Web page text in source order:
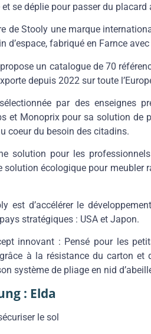
se déplie pour passer du
de Stooly une marque
d’espace, fabriqué en Farnce
un catalogue de 70
depuis 2022 sur toute
par des enseignes
et Monoprix pour sa solution de
coeur du besoin des citadins.
solution pour les
solution écologique pour meubler
est d’accélérer le
stratégiques : USA et Japon.
innovant : Pensé pour les
à la résistance du carton et
système de pliage en nid
: Elda
le sol